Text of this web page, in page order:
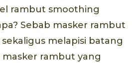
rambut smoothing
Sebab masker rambut
melapisi batang
rambut yang